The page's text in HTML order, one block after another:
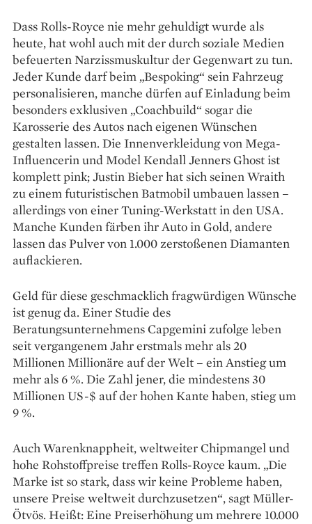
Dass Rolls-Royce nie mehr gehuldigt wurde als
heute, hat wohl auch mit der durch soziale Medien
befeuerten Narzissmuskultur der Gegenwart zu tun.
Jeder Kunde darf beim „Bespoking“ sein Fahrzeug
personalisieren, manche dürfen auf Einladung beim
besonders exklusiven „Coach­build“ sogar die
Karosserie des Autos nach eigenen Wünschen
gestalten lassen. Die Innenverkleidung von Mega-
Influencerin und Model Kendall Jenners Ghost ist
komplett pink; Justin Bieber hat sich seinen Wraith
zu einem futuristischen Batmobil umbauen lassen –
allerdings von einer Tuning-Werkstatt in den USA.
Manche Kunden färben ihr Auto in Gold, andere
lassen das Pulver von 1.000 zerstoßenen Diamanten
auflackieren.
Geld für diese geschmacklich fragwürdigen Wünsche
ist genug da. Einer Studie des
Beratungsunternehmens Capgemini zufolge leben
seit vergangenem Jahr erstmals mehr als 20
Millionen Millionäre auf der Welt – ein Anstieg um
mehr als 6 %. Die Zahl jener, die mindestens 30
Millionen US-$ auf der hohen Kante haben, stieg um
9 %.
Auch Warenknappheit, weltweiter Chipmangel und
hohe Rohstoffpreise treffen Rolls-Royce kaum. „Die
Marke ist so stark, dass wir keine Probleme haben,
unsere Preise weltweit durchzusetzen“, sagt Müller-
Ötvös. Heißt: Eine Preiserhöhung um mehrere 10.000